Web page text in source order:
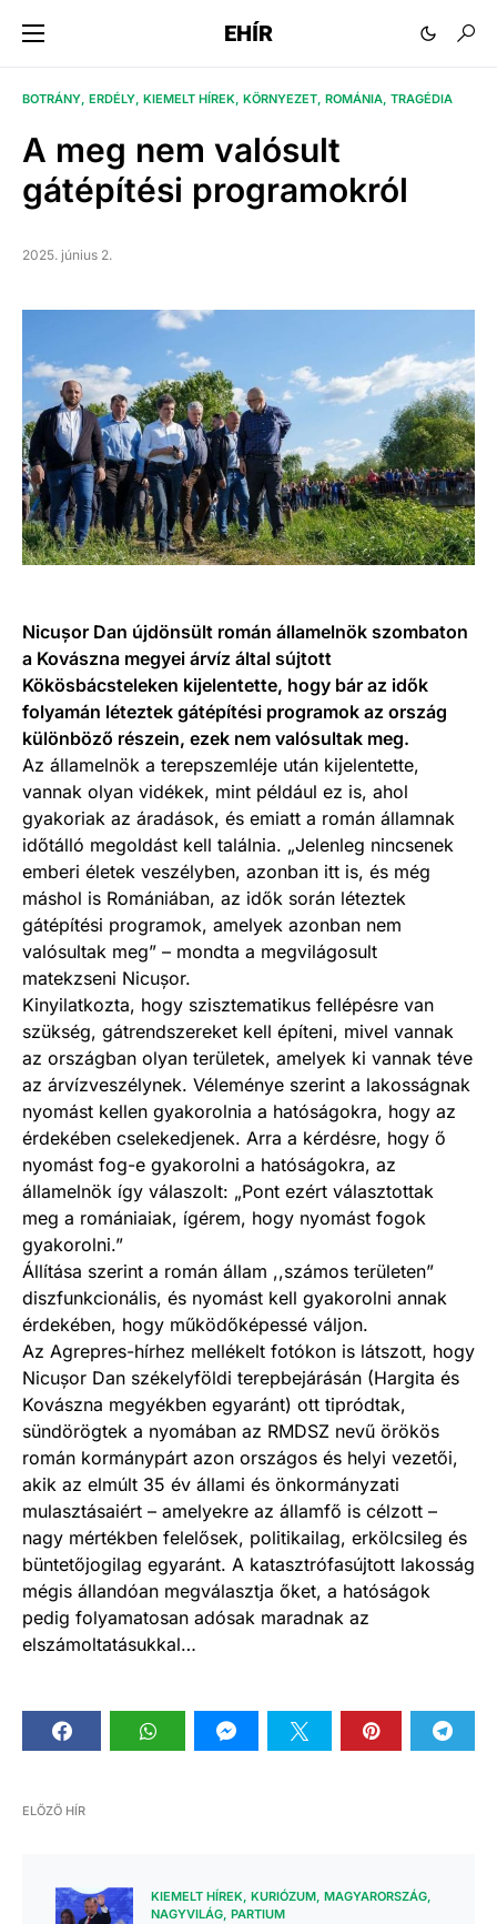
EHÍR
BOTRÁNY ERDÉLY KIEMELT HÍREK KÖRNYEZET ROMÁNIA TRAGÉDIA
A meg nem valósult
gátépítési programokról
2025. június 2.
Nicușor Dan újdönsült román államelnök szombaton
a Kovászna megyei árvíz által sújtott
Kökösbácsteleken kijelentette, hogy bár az idők
folyamán léteztek gátépítési programok az ország
különböző részein, ezek nem valósultak meg.
Az államelnök a terepszemléje után kijelentette,
vannak olyan vidékek, mint például ez is, ahol
gyakoriak az áradások, és emiatt a román államnak
időtálló megoldást kell találnia. „Jelenleg nincsenek
emberi életek veszélyben, azonban itt is, és még
máshol is Romániában, az idők során léteztek
gátépítési programok, amelyek azonban nem
valósultak meg” – mondta a megvilágosult
matekzseni Nicușor.
Kinyilatkozta, hogy szisztematikus fellépésre van
szükség, gátrendszereket kell építeni, mivel vannak
az országban olyan területek, amelyek ki vannak téve
az árvízveszélynek. Véleménye szerint a lakosságnak
nyomást kellen gyakorolnia a hatóságokra, hogy az
érdekében cselekedjenek. Arra a kérdésre, hogy ő
nyomást fog-e gyakorolni a hatóságokra, az
államelnök így válaszolt: „Pont ezért választottak
meg a romániaiak, ígérem, hogy nyomást fogok
gyakorolni.”
Állítása szerint a román állam ,,számos területen”
diszfunkcionális, és nyomást kell gyakorolni annak
érdekében, hogy működőképessé váljon.
Az Agrepres-hírhez mellékelt fotókon is látszott, hogy
Nicușor Dan székelyföldi terepbejárásán (Hargita és
Kovászna megyékben egyaránt) ott tipródtak,
sündörögtek a nyomában az RMDSZ nevű örökös
román kormánypárt azon országos és helyi vezetői,
akik az elmúlt 35 év állami és önkormányzati
mulasztásaiért – amelyekre az államfő is célzott –
nagy mértékben felelősek, politikailag, erkölcsileg és
büntetőjogilag egyaránt. A katasztrófasújtott lakosság
mégis állandóan megválasztja őket, a hatóságok
pedig folyamatosan adósak maradnak az
elszámoltatásukkal…
ELŐZŐ HÍR
KIEMELT HÍREK KURIÓZUM MAGYARORSZÁG
NAGYVILÁG PARTIUM